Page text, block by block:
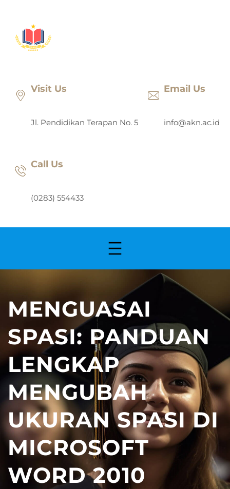
konten
Visit Us
Jl. Pendidikan Terapan No. 5
Email Us
info@akn.ac.id
Call Us
(0283) 554433
MENGUASAI
SPASI: PANDUAN
LENGKAP
MENGUBAH
UKURAN SPASI DI
MICROSOFT
WORD 2010